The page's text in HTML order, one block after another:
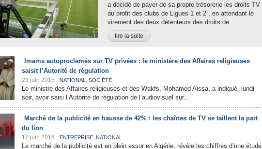
a décidé de payer de sa propre trésorerie les droits TV
au profit des clubs de Ligues 1 et 2 , en attendant le
virement des deux détenteurs des droits de...
lire la suite
Imams autoproclamés sur TV privées : le ministère des Affaires religieuses
saisit l’Autorité de régulation
23 juin 2015 NATIONAL , SOCIÉTÉ
Le ministre des Affaires religieuses et des Wakfs, Mohamed Aissa, a indiqué, lundi
soir, avoir saisi l’Autorité de régulation de l’audiovisuel sur...
Marché de la publicité en hausse de 42% : les chaînes de TV se taillent la part
du lion
17 juin 2015 ENTREPRISE, NATIONAL
Le marché de la publicité est en plein essor en Algérie, révèle les chiffres d’une étude